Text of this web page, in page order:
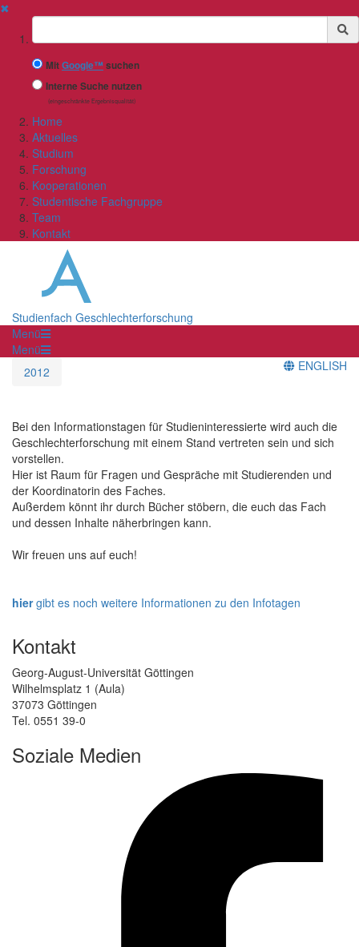
✖
Suchbegriff
MitGoogle™ suchen
Interne Suche nutzen
(eingeschränkte Ergebnisqualität)
Home
Aktuelles
Studium
Forschung
Kooperationen
Studentische Fachgruppe
Team
Kontakt
Studienfach Geschlechterforschung
Menü
Menü
2012
ENGLISH
Bei den Informationstagen für Studieninteressierte wird auch die
Geschlechterforschung mit einem Stand vertreten sein und sich
vorstellen.
Hier ist Raum für Fragen und Gespräche mit Studierenden und
der Koordinatorin des Faches.
Außerdem könnt ihr durch Bücher stöbern, die euch das Fach
und dessen Inhalte näherbringen kann.
Wir freuen uns auf euch!
hiergibt es noch weitere Informationen zu den Infotagen
Kontakt
Georg-August-Universität Göttingen
Wilhelmsplatz 1 (Aula)
37073 Göttingen
Tel. 0551 39-0
Soziale Medien